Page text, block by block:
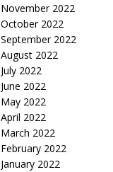
November 2022
October 2022
September 2022
August 2022
July 2022
June 2022
May 2022
April 2022
March 2022
February 2022
January 2022